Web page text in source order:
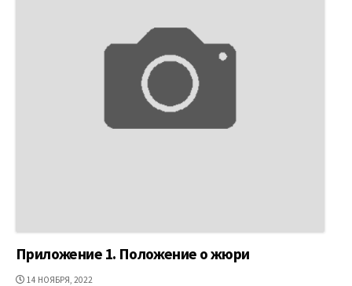
Приложение 1. Положение о жюри
ДАТА
14 НОЯБРЯ, 2022